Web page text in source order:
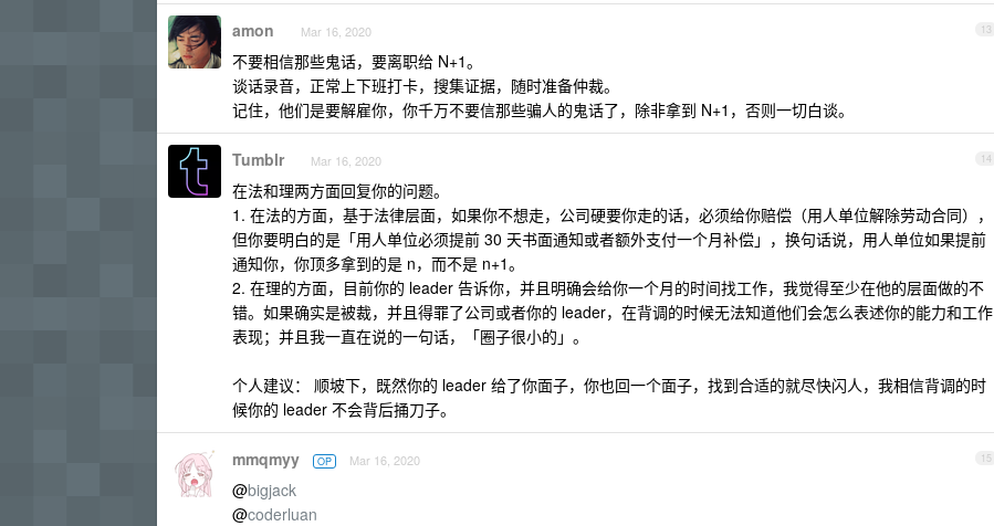
13
amon Mar 16, 2020
不要相信那些鬼话，要离职给 N+1。
谈话录音，正常上下班打卡，搜集证据，随时准备仲裁。
记住，他们是要解雇你，你千万不要信那些骗人的鬼话了，除非拿到 N+1，否则一切白谈。
14
Tumblr Mar 16, 2020
在法和理两方面回复你的问题。
1. 在法的方面，基于法律层面，如果你不想走，公司硬要你走的话，必须给你赔偿（用人单位解除劳动合同），
但你要明白的是「用人单位必须提前 30 天书面通知或者额外支付一个月补偿」，换句话说，用人单位如果提前
通知你，你顶多拿到的是 n，而不是 n+1。
2. 在理的方面，目前你的 leader 告诉你，并且明确会给你一个月的时间找工作，我觉得至少在他的层面做的不
错。如果确实是被裁，并且得罪了公司或者你的 leader，在背调的时候无法知道他们会怎么表述你的能力和工作
表现；并且我一直在说的一句话，「圈子很小的」。
个人建议： 顺坡下，既然你的 leader 给了你面子，你也回一个面子，找到合适的就尽快闪人，我相信背调的时
候你的 leader 不会背后捅刀子。
15
mmqmyy OP Mar 16, 2020
@bigjack
@coderluan